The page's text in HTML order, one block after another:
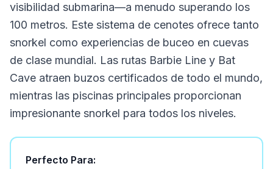
visibilidad submarina—a menudo superando los
100 metros. Este sistema de cenotes ofrece tanto
snorkel como experiencias de buceo en cuevas
de clase mundial. Las rutas Barbie Line y Bat
Cave atraen buzos certificados de todo el mundo,
mientras las piscinas principales proporcionan
impresionante snorkel para todos los niveles.
Perfecto Para: